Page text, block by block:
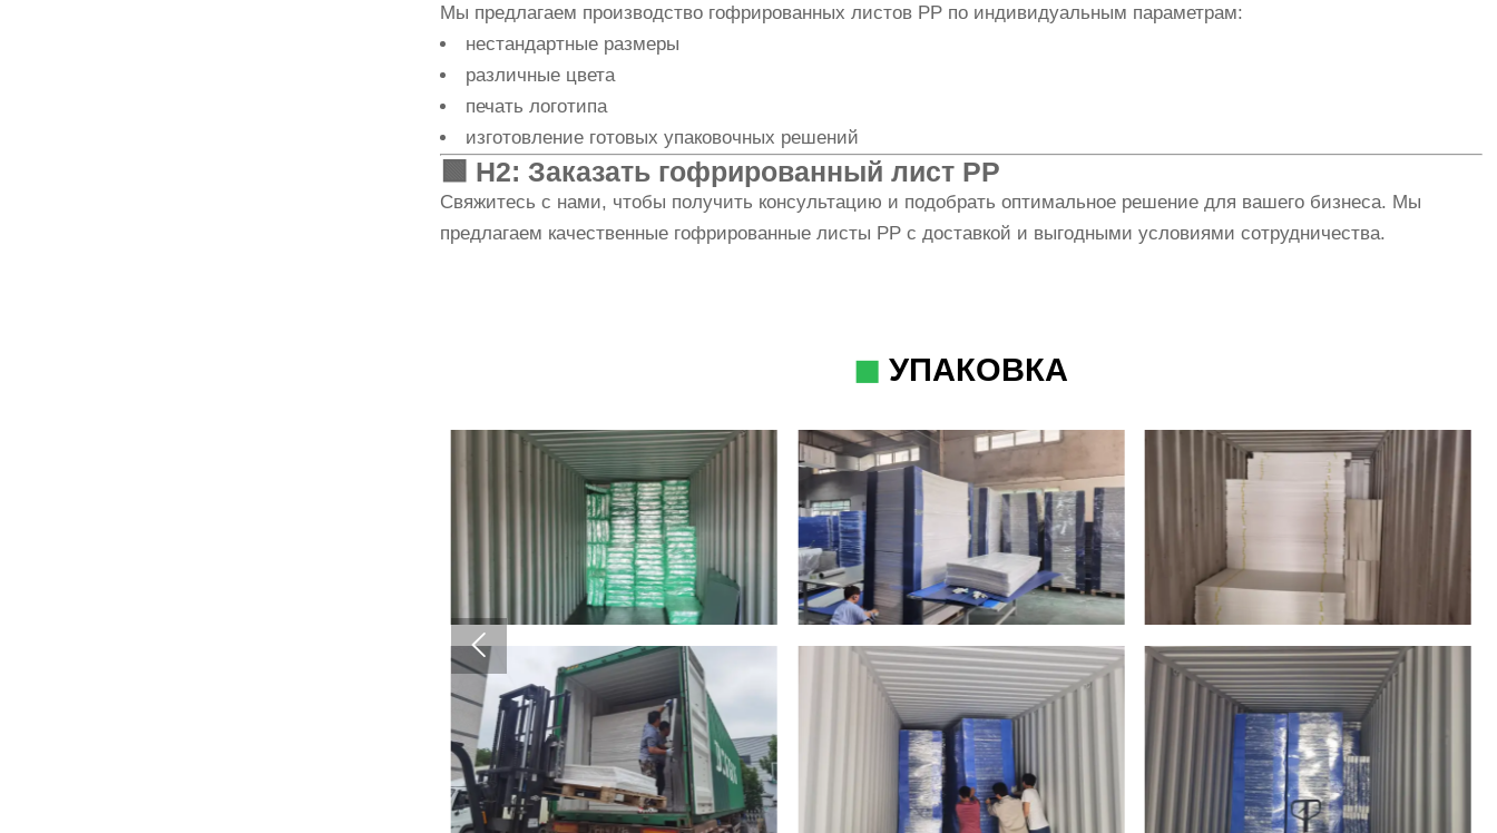
Мы предлагаем производство гофрированных листов PP по индивидуальным параметрам:
нестандартные размеры
различные цвета
печать логотипа
изготовление готовых упаковочных решений
H2: Заказать гофрированный лист PP
Свяжитесь с нами, чтобы получить консультацию и подобрать оптимальное решение для вашего бизнеса. Мы
предлагаем качественные гофрированные листы PP с доставкой и выгодными условиями сотрудничества.
◼ УПАКОВКА
